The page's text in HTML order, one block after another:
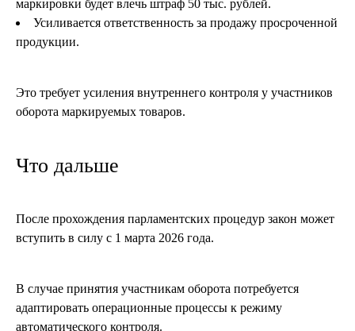
маркировки будет влечь штраф 50 тыс. рублей.
Усиливается ответственность за продажу просроченной
продукции.
Это требует усиления внутреннего контроля у участников
оборота маркируемых товаров.
Что дальше
После прохождения парламентских процедур закон может
вступить в силу с 1 марта 2026 года.
В случае принятия участникам оборота потребуется
адаптировать операционные процессы к режиму
автоматического контроля.